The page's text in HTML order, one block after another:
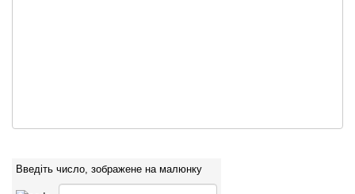
Введіть число, зображене на малюнку